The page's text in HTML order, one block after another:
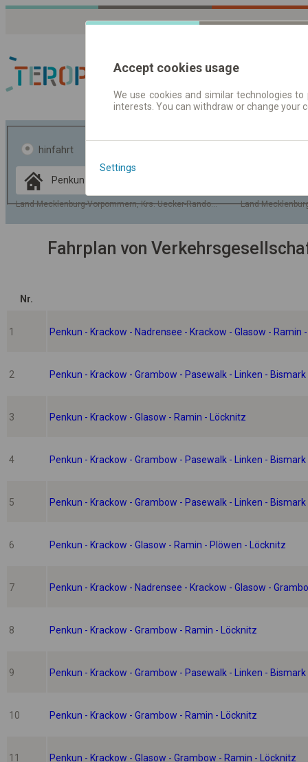
Fahrplandaten |
hinfahrt
Land Mecklenburg-Vorpommern, Krs. Uecker-Randow, Gem. Penkun
Land
Data CC-BY-SA
OpenStreetMap
GeoLite data by
Fahrplan von
Nr.
1 Penkun - Krackow - Nadrensee - Krackow - Glasow - Ramin
2 Penkun - Krackow - Grambow - Pasewalk - Linken -
3 Penkun - Krackow - Glasow - Ramin - Löcknitz
4 Penkun - Krackow - Grambow - Pasewalk - Linken -
5 Penkun - Krackow - Grambow - Pasewalk - Linken -
6 Penkun - Krackow - Glasow - Ramin - Plöwen - Löcknitz
7 Penkun - Krackow - Nadrensee - Krackow - Glasow -
8 Penkun - Krackow - Grambow - Ramin - Löcknitz
9 Penkun - Krackow - Grambow - Pasewalk - Linken -
10 Penkun - Krackow - Grambow - Ramin - Löcknitz
11 Penkun - Krackow - Glasow - Grambow - Ramin - Löcknitz
Accept cookies usage
We use cookies and similar technologies
interests. You can withdraw or change
Settings